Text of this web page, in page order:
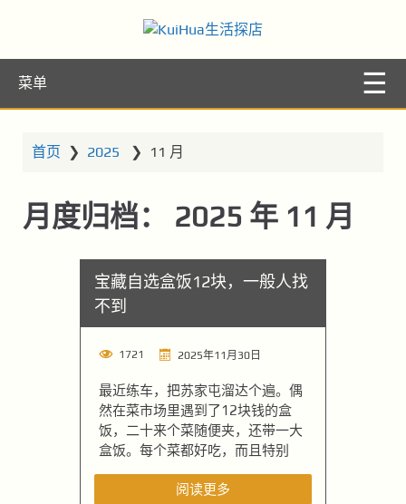
KuiHua生活探
店
菜单
首页 ❯ 2025 ❯ 11 月
月度归档： 2025 年 11 月
宝藏自选盒饭12块，一般人找
不到
1721 2025年11月30日
最近练车，把苏家屯溜达个遍。偶
然在菜市场里遇到了12块钱的盒
饭，二十来个菜随便夹，还带一大
盒饭。每个菜都好吃，而且特别
阅读更多